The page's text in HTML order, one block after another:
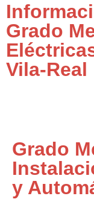
Grado
Vila-Real
Grado
y